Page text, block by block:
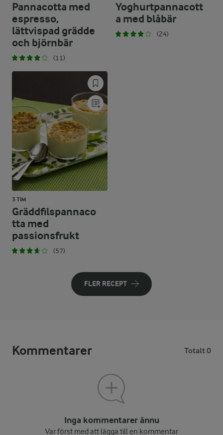
Pannacotta med
espresso,
lättvispad grädde
och björnbär
(11)
Yoghurtpannacott
a med blåbär
(24)
3 TIM
Gräddfilspannaco
tta med
passionsfrukt
(57)
FLER RECEPT
Kommentarer Totalt 0
Inga kommentarer ännu
Var först med att lägga till en kommentar